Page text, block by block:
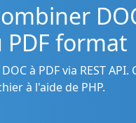
format
à PDF via REST
à l'aide de PHP.